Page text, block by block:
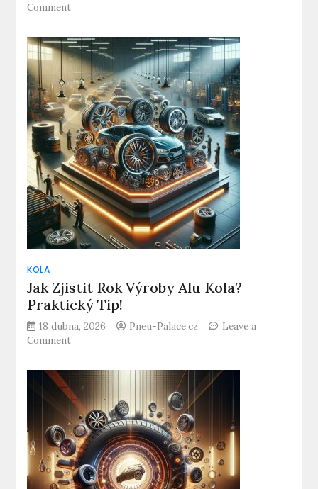
Commenton
je
to
ET
na
disku:
Důležitý
faktor
při
výběru
kol!
KOLA
Jak Zjistit Rok Výroby Alu Kola?
Praktický Tip!
18 dubna, 2026 Pneu-Palace.cz
Leave a
Commenton
Zjistit
Výroby
Alu
Kola?
Praktický
Tip!